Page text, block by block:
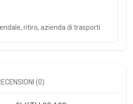
ritiro, azienda di trasporti
(0)